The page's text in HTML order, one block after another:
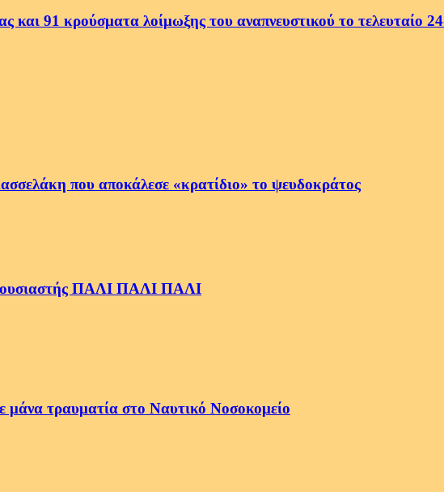
και 91 κρούσματα λοίμωξης του αναπνευστικού το τελευταίο
που αποκάλεσε «κρατίδιο» το ψευδοκράτος
ΠΑΛΙ ΠΑΛΙ ΠΑΛΙ
τραυματία στο Ναυτικό Νοσοκομείο